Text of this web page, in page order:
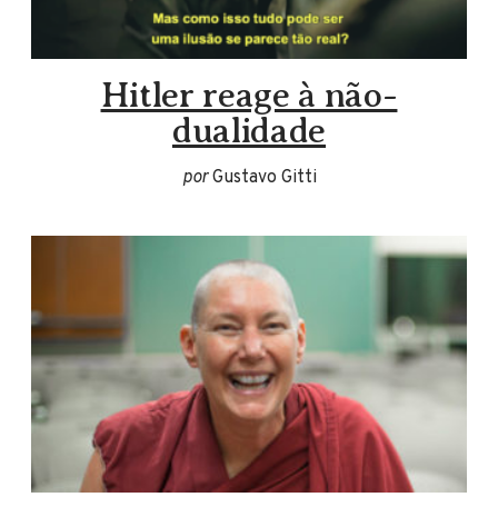
Hitler reage à não-
dualidade
porGustavo Gitti